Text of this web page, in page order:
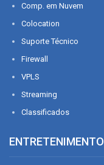
Comp. em Nuvem
Colocation
Suporte Técnico
Firewall
VPLS
Streaming
Classificados
ENTRETENIMENTO